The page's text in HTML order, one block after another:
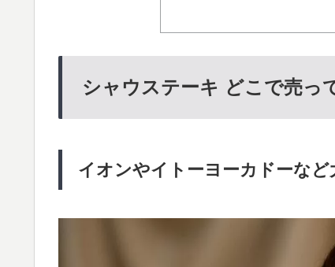
シャウステーキ どこで売っ
イオンやイトーヨーカドーな